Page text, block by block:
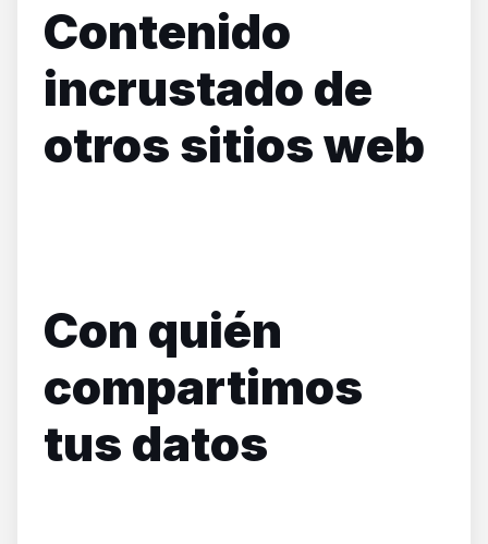
Contenido
incrustado de
otros sitios web
Con quién
compartimos
tus datos